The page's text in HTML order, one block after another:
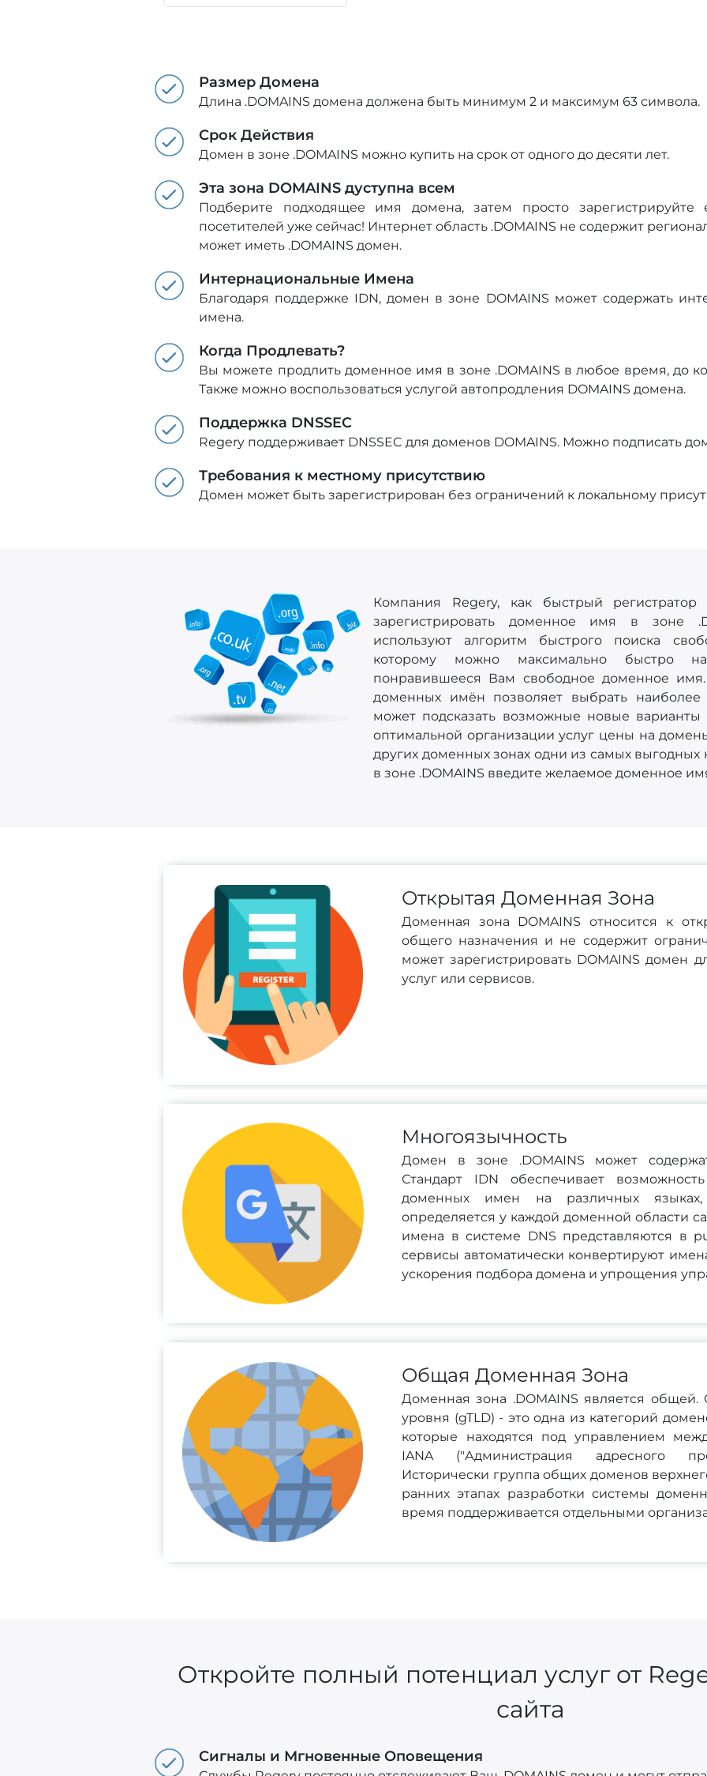
Размер Домена
Длина .DOMAINS домена должена быть минимум 2 и максимум 63 символа.
Срок Действия
Домен в зоне .DOMAINS можно купить на срок от одного до десяти лет.
Эта зона DOMAINS дуступна всем
Подберите подходящее имя домена, затем просто зарегистрируйте
посетителей уже сейчас! Интернет область .DOMAINS не содержит
может иметь .DOMAINS домен.
Интернациональные Имена
Благодаря поддержке IDN, домен в зоне DOMAINS может содержать
имена.
Когда Продлевать?
Вы можете продлить доменное имя в зоне .DOMAINS в любое время, до
Также можно воспользоваться услугой автопродления DOMAINS домена.
Поддержка DNSSEC
Regery поддерживает DNSSEC для доменов DOMAINS. Можно подписать
Требования к местному присутствию
Домен может быть зарегистрирован без ограничений к локальному
Компания Regery, как быстрый регистратор
зарегистрировать доменное имя в зоне
используют алгоритм быстрого поиска
которому можно максимально быстро
понравившееся Вам свободное доменное
доменных имён позволяет выбрать
может подсказать возможные новые варианты
оптимальной организации услуг цены на
других доменных зонах одни из самых выгодных
в зоне .DOMAINS введите желаемое доменное
Открытая Доменная Зона
Доменная зона DOMAINS относится к
общего назначения и не содержит
может зарегистрировать DOMAINS домен
услуг или сервисов.
Многоязычность
Домен в зоне .DOMAINS может
Стандарт IDN обеспечивает
доменных имен на различных
определяется у каждой доменной области
имена в системе DNS представляются в
сервисы автоматически конвертируют
ускорения подбора домена и упрощения
Общая Доменная Зона
Доменная зона .DOMAINS является
уровня (gTLD) - это одна из категорий
которые находятся под управлением
IANA ("Администрация адресного
Исторически группа общих доменов
ранних этапах разработки системы
время поддерживается отдельными
Откройте полный потенциал услуг от
сайта
Сигналы и Мгновенные Оповещения